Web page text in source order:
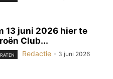
13 juni 2026 hier te
Club...
Redactie - 3 juni 2026